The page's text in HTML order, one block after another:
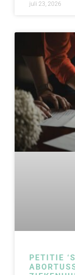
juli 23, 2026
PETITIE